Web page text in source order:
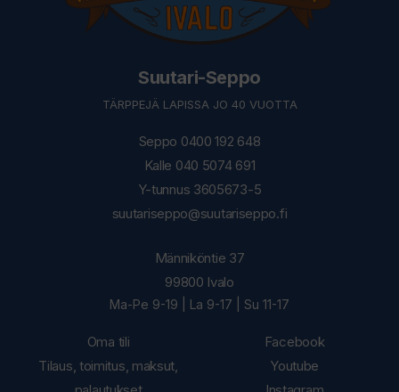
Suutari-Seppo
TÄRPPEJÄ LAPISSA JO 40 VUOTTA
Seppo 0400 192 648
Kalle 040 5074 691
Y-tunnus 3605673-5
suutariseppo@suutariseppo.fi
Oma tili
Tilaus, toimitus, maksut,
Männiköntie 37
99800 Ivalo
Ma-Pe 9-19 | La 9-17 | Su 11-17
Facebook
Youtube